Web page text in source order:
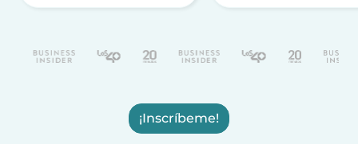
¡Inscríbeme!